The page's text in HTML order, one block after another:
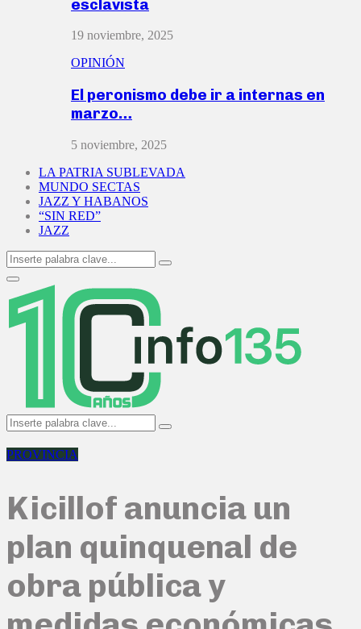
esclavista
19 noviembre, 2025
OPINIÓN
El peronismo debe ir a internas en
marzo…
5 noviembre, 2025
LA PATRIA SUBLEVADA
MUNDO SECTAS
JAZZ Y HABANOS
“SIN RED”
JAZZ
Search
for:
Search
Primary
Menu
Search
for:
Search
PROVINCIA
Kicillof anuncia un
plan quinquenal de
obra pública y